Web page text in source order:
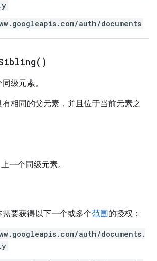
auth/documents
)
级元素。
相同的父元素，并且位于当前元素之
一个同级元素。
要获得以下一个或多个范围的授权：
auth/documents.